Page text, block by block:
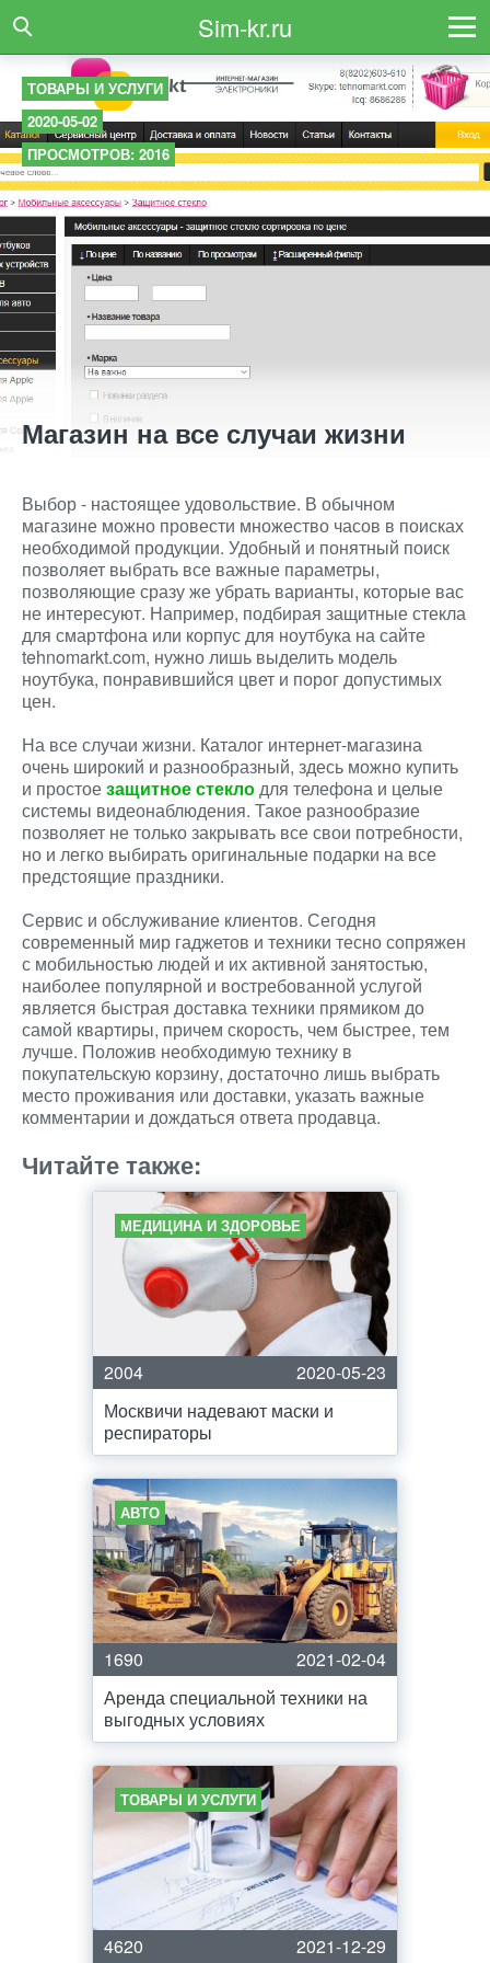
Sim-kr.ru
ТОВАРЫ И УСЛУГИ
2020-05-02
ПРОСМОТРОВ: 2016
Магазин на все случаи жизни
Выбор - настоящее удовольствие. В обычном
магазине можно провести множество часов в поисках
необходимой продукции. Удобный и понятный поиск
позволяет выбрать все важные параметры,
позволяющие сразу же убрать варианты, которые вас
не интересуют. Например, подбирая защитные стекла
для смартфона или корпус для ноутбука на сайте
tehnomarkt.com, нужно лишь выделить модель
ноутбука, понравившийся цвет и порог допустимых
цен.
На все случаи жизни. Каталог интернет-магазина
очень широкий и разнообразный, здесь можно купить
и простоезащитное стеклодля телефона и целые
системы видеонаблюдения. Такое разнообразие
позволяет не только закрывать все свои потребности,
но и легко выбирать оригинальные подарки на все
предстоящие праздники.
Сервис и обслуживание клиентов. Сегодня
современный мир гаджетов и техники тесно сопряжен
с мобильностью людей и их активной занятостью,
наиболее популярной и востребованной услугой
является быстрая доставка техники прямиком до
самой квартиры, причем скорость, чем быстрее, тем
лучше. Положив необходимую технику в
покупательскую корзину, достаточно лишь выбрать
место проживания или доставки, указать важные
комментарии и дождаться ответа продавца.
Читайте также:
МЕДИЦИНА И ЗДОРОВЬЕ
2004
2020-05-23
Москвичи надевают маски и
респираторы
АВТО
1690
2021-02-04
Аренда специальной техники на
выгодных условиях
ТОВАРЫ И УСЛУГИ
4620 2021-12-29